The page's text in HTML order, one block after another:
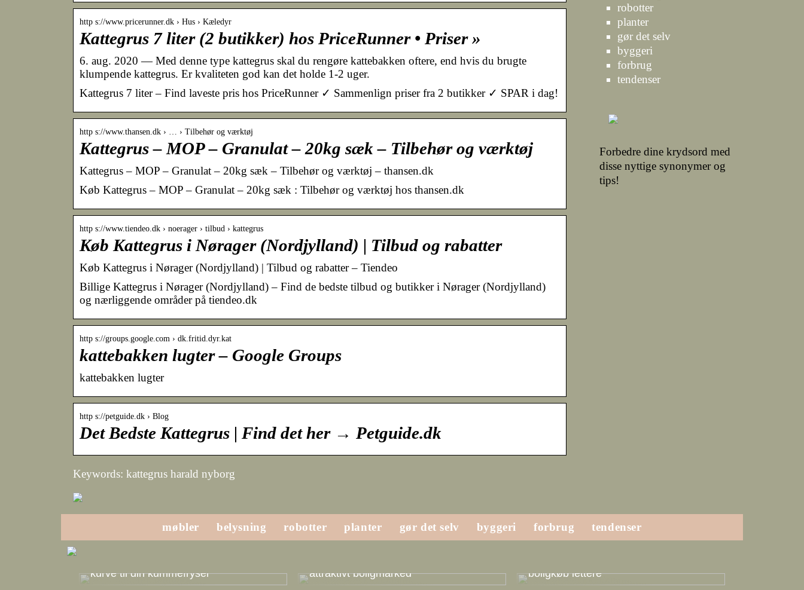
http s://www.pricerunner.dk › Hus › Kæledyr
Kattegrus 7 liter (2 butikker) hos PriceRunner • Priser »
6. aug. 2020 — Med denne type kattegrus skal du rengøre kattebakken oftere, end hvis du brugte
klumpende kattegrus. Er kvaliteten god kan det holde 1-2 uger.
Kattegrus 7 liter – Find laveste pris hos PriceRunner ✓ Sammenlign priser fra 2 butikker ✓ SPAR i dag!
http s://www.thansen.dk › … › Tilbehør og værktøj
Kattegrus – MOP – Granulat – 20kg sæk – Tilbehør og værktøj
Kattegrus – MOP – Granulat – 20kg sæk – Tilbehør og værktøj – thansen.dk
Køb Kattegrus – MOP – Granulat – 20kg sæk : Tilbehør og værktøj hos thansen.dk
http s://www.tiendeo.dk › noerager › tilbud › kattegrus
Køb Kattegrus i Nørager (Nordjylland) | Tilbud og rabatter
Køb Kattegrus i Nørager (Nordjylland) | Tilbud og rabatter – Tiendeo
Billige Kattegrus i Nørager (Nordjylland) – Find de bedste tilbud og butikker i Nørager (Nordjylland)
og nærliggende områder på tiendeo.dk
http s://groups.google.com › dk.fritid.dyr.kat
kattebakken lugter – Google Groups
kattebakken lugter
http s://petguide.dk › Blog
Det Bedste Kattegrus | Find det her → Petguide.dk
Keywords: kattegrus harald nyborg
robotter
planter
gør det selv
byggeri
forbrug
tendenser
Forbedre dine krydsord med
disse nyttige synonymer og
tips!
møbler belysning robotter planter gør det selv byggeri forbrug tendenser
kurve til din kummefryser
attraktivt boligmarked
boligkøb lettere